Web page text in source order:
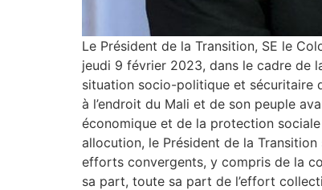
Le Président de la Transition, SE le
jeudi 9 février 2023, dans le cadre de
situation socio-politique et sécuritaire
à l’endroit du Mali et de son peuple
économique et de la protection
allocution, le Président de la
efforts convergents, y compris de la
sa part, toute sa part de l’effort